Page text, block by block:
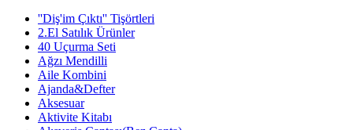
''Diş'im Çıktı'' Tişörtleri
2.El Satılık Ürünler
40 Uçurma Seti
Ağzı Mendilli
Aile Kombini
Ajanda&Defter
Aksesuar
Aktivite Kitabı